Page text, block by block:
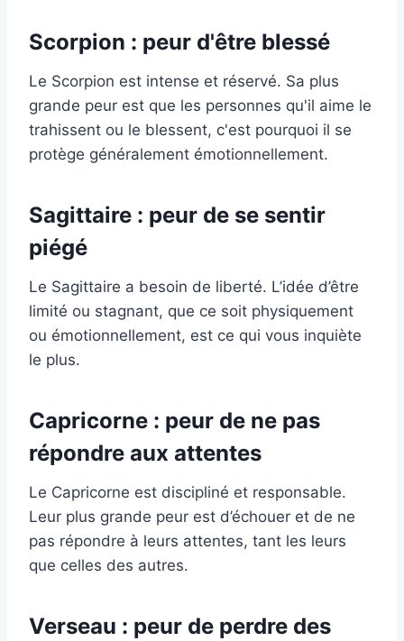
Scorpion : peur d'être blessé
Le Scorpion est intense et réservé. Sa plus
grande peur est que les personnes qu'il aime le
trahissent ou le blessent, c'est pourquoi il se
protège généralement émotionnellement.
Sagittaire : peur de se sentir
piégé
Le Sagittaire a besoin de liberté. L’idée d’être
limité ou stagnant, que ce soit physiquement
ou émotionnellement, est ce qui vous inquiète
le plus.
Capricorne : peur de ne pas
répondre aux attentes
Le Capricorne est discipliné et responsable.
Leur plus grande peur est d’échouer et de ne
pas répondre à leurs attentes, tant les leurs
que celles des autres.
Verseau : peur de perdre des